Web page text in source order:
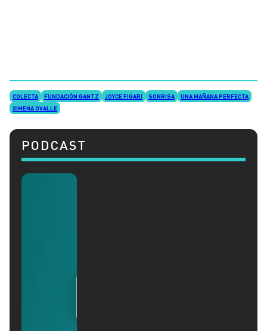
COLECTA FUNDACIÓN GANTZ JOYCE FIGARI SONRISA
UNA MAÑANA PERFECTA
XIMENA OVALLE
PODCAST